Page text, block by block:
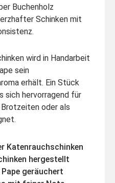
Buchenholz
Schinken mit
wird in Handarbeit
sein
erhält. Ein Stück
sich hervorragend für
oder als
Katenrauchschinken
hergestellt
geräuchert